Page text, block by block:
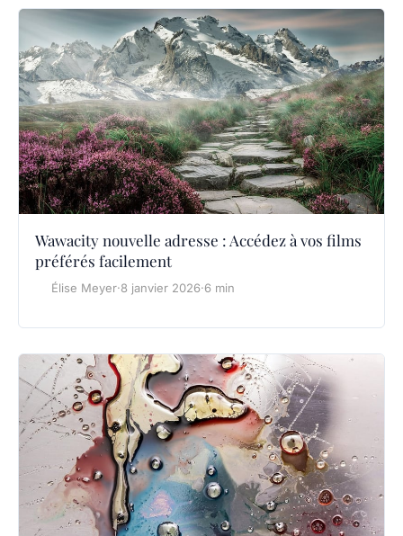
Wawacity nouvelle adresse : Accédez à vos films
préférés facilement
Élise Meyer·8 janvier 2026·6 min